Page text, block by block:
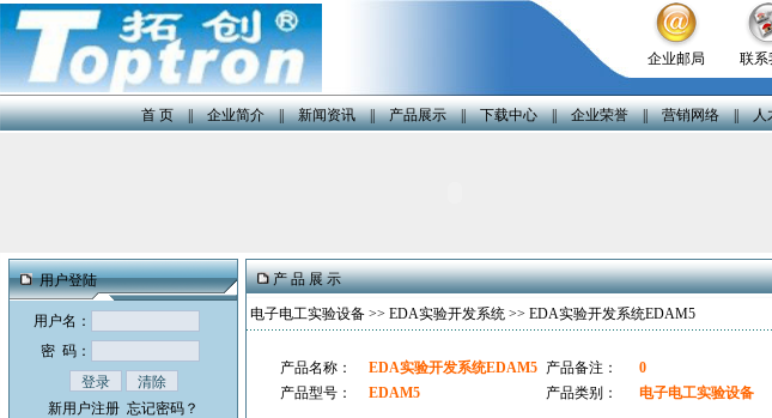
企业邮局 联系
首 页||企业简介||新闻资讯||产品展示||下载中心||企业荣誉||营销网络||人
用户登陆
用户名：
密 码：
新用户注册 忘记密码？
产 品 展 示
电子电工实验设备 >> EDA实验开发系统 >> EDA实验开发系统EDAM5
产品名称： EDA实验开发系统EDAM5 产品备注：
0
产品型号：
EDAM5 产品类别： 电子电工实验设备